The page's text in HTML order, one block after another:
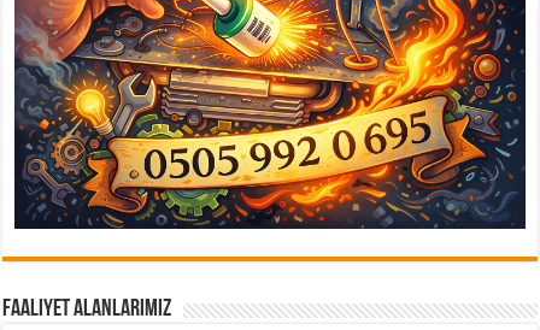
Faaliyet Alanlarımız